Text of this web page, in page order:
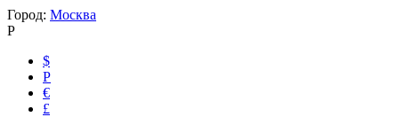
Город: Москва
Р
$
Р
€
£